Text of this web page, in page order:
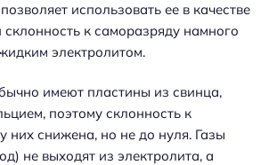
использовать ее в качестве
склонность к саморазряду намного
электролитом.
имеют пластины из свинца,
поэтому склонность к
них снижена, но не до нуля. Газы
не выходят из электролита, а